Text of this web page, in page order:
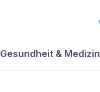
Gesundheit & Medizin